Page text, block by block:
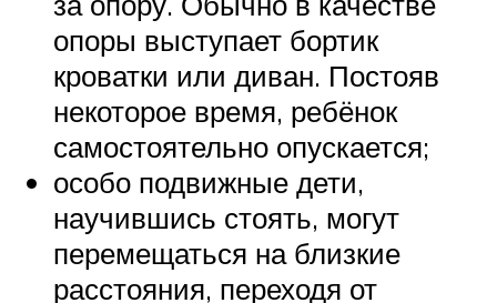
опоры выступает бортик
кроватки или диван. Постояв
некоторое время, ребёнок
самостоятельно опускается;
особо подвижные дети,
научившись стоять, могут
перемещаться на близкие
расстояния, переходя от